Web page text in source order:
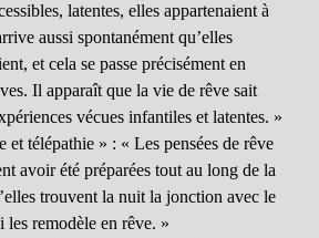
latentes, elles appartenaient à
aussi spontanément qu’elles
et cela se passe précisément en
Il apparaît que la vie de rêve sait
vécues infantiles et latentes. »
et télépathie » : « Les pensées de rêve
avoir été préparées tout au long de la
trouvent la nuit la jonction avec le
remodèle en rêve. »